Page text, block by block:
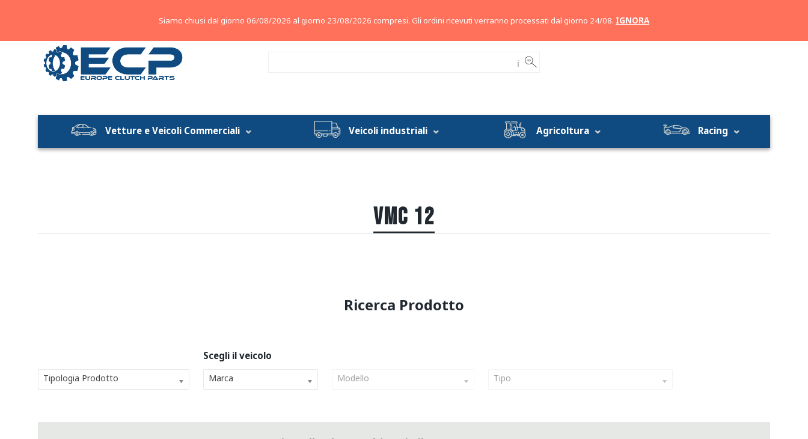
ℹ
Vetture e Veicoli Commerciali Veicoli industriali Agricoltura Racing
VMC 12
Tipologia Prodotto Marca Modello Tipo
Siamo chiusi dal giorno 06/08/2026 al giorno 23/08/2026 compresi. Gli ordini ricevuti verranno processati dal giorno 24/08. IGNORA